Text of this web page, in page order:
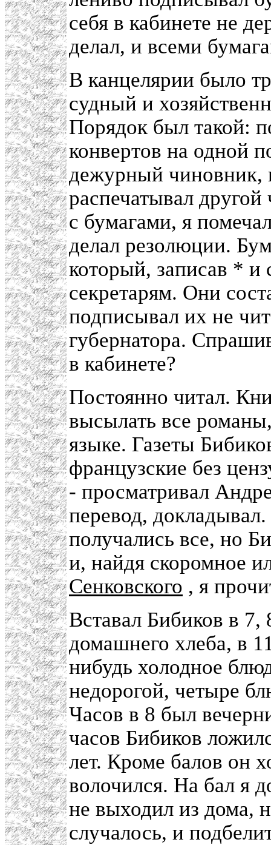
себя в кабинете не
делал, и всеми
В канцелярии было
судный и
Порядок был такой:
конвертов на одной
дежурный чиновник,
распечатывал
с бумагами, я
делал резолюции.
который, записав * и
секретарям. Они
подписывал их не
губернатора.
в кабинете?
Постоянно читал.
высылать все
языке. Газеты
французские без
- просматривал
перевод,
получались все, но
и, найдя скоромное
Сенковского , я
Вставал Бибиков в 7,
домашнего хлеба, в
нибудь холодное
недорогой, четыре
Часов в 8 был
часов Бибиков
лет. Кроме балов он
волочился. На бал я
не выходил из дома,
случалось, и